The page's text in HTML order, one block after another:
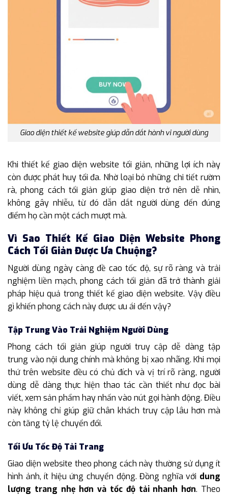
Giao diện thiết kế website giúp dẫn dắt hành vi người dùng
Khi thiết kế giao diện website tối giản, những lợi ích này
còn được phát huy tối đa. Nhờ loại bỏ những chi tiết rườm
rà, phong cách tối giản giúp giao diện trở nên dễ nhìn,
không gây nhiễu, từ đó dẫn dắt người dùng đến đúng
điểm họ cần một cách mượt mà.
Vì Sao Thiết Kế Giao Diện Website Phong
Cách Tối Giản Được Ưa Chuộng?
Người dùng ngày càng đề cao tốc độ, sự rõ ràng và trải
nghiệm liền mạch, phong cách tối giản đã trở thành giải
pháp hiệu quả trong thiết kế giao diện website. Vậy điều
gì khiến phong cách này được ưu ái đến vậy?
Tập Trung Vào Trải Nghiệm Người Dùng
Phong cách tối giản giúp người truy cập dễ dàng tập
trung vào nội dung chính mà không bị xao nhãng. Khi mọi
thứ trên website đều có chủ đích và vị trí rõ ràng, người
dùng dễ dàng thực hiện thao tác cần thiết như đọc bài
viết, xem sản phẩm hay nhấn vào nút gọi hành động. Điều
này không chỉ giúp giữ chân khách truy cập lâu hơn mà
còn tăng tỷ lệ chuyển đổi.
Tối Ưu Tốc Độ Tải Trang
Giao diện website theo phong cách này thường sử dụng ít
hình ảnh, ít hiệu ứng chuyển động. Đồng nghĩa với dung
lượng trang nhẹ hơn và tốc độ tải nhanh hơn. Theo